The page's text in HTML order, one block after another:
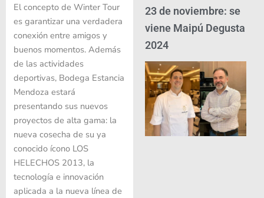
El concepto de Winter Tour
es garantizar una verdadera
conexión entre amigos y
buenos momentos. Además
de las actividades
deportivas, Bodega Estancia
Mendoza estará
presentando sus nuevos
proyectos de alta gama: la
nueva cosecha de su ya
conocido ícono LOS
HELECHOS 2013, la
tecnología e innovación
aplicada a la nueva línea de
23 de noviembre: se
viene Maipú Degusta
2024